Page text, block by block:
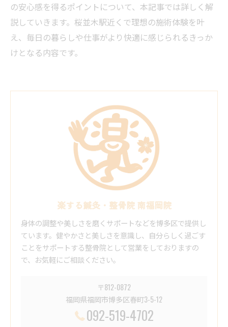
の安心感を得るポイントについて、本記事では詳しく解
説していきます。桜並木駅近くで理想の施術体験を叶
え、毎日の暮らしや仕事がより快適に感じられるきっか
けとなる内容です。
楽する鍼灸・整骨院 南福岡院
身体の調整や美しさを磨くサポートなどを博多区で提供し
ています。健やかさと美しさを意識し、自分らしく過ごす
ことをサポートする整骨院として営業をしておりますの
で、お気軽にご相談ください。
〒812-0872
福岡県福岡市博多区春町3-5-12
092-519-4702